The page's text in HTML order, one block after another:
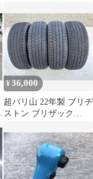
¥36,000
超バリ山 22年製 ブリヂ
ストン ブリザック